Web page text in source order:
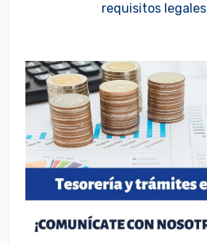
requisitos legales